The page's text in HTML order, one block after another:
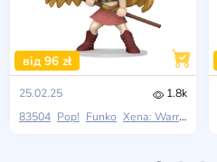
від 96 zł
25.02.25
1.8k
83504 Pop! Funko Xena: Warrior Princess